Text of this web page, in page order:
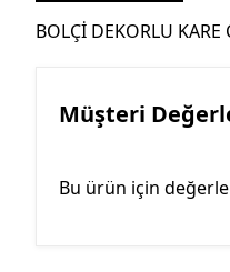
BOLÇİ DEKORLU
Müşteri
Bu ürün için